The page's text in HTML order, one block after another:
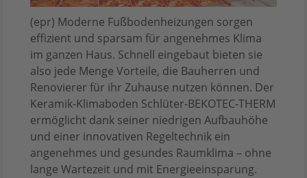
(epr) Moderne Fußbodenheizungen sorgen
effizient und sparsam für angenehmes Klima
im ganzen Haus. Schnell eingebaut bieten sie
also jede Menge Vorteile, die Bauherren und
Renovierer für ihr Zuhause nutzen können. Der
Keramik-Klimaboden Schlüter-BEKOTEC-THERM
ermöglicht dank seiner niedrigen Aufbauhöhe
und einer innovativen Regeltechnik ein
angenehmes und gesundes Raumklima – ohne
lange Wartezeit und mit Energieeinsparung.